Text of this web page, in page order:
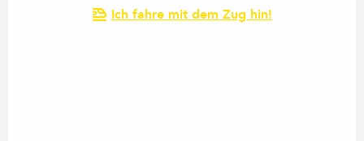
Ich fahre mit dem Zug hin!